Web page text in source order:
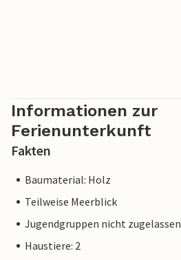
Informationen zur
Ferienunterkunft
Fakten
Baumaterial: Holz
Teilweise Meerblick
Jugendgruppen nicht zugelassen
Haustiere: 2